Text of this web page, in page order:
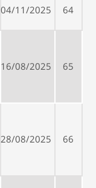
64
04/11/2025
65
16/08/2025
66
28/08/2025